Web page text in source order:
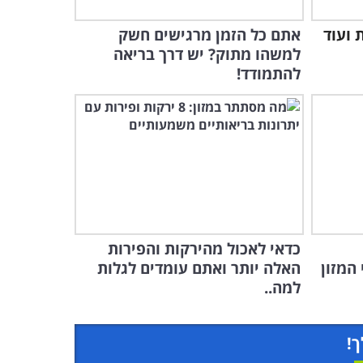
ועוד
אתם כל הזמן מרגישים חשק
למשהו מתוק? יש דרך בריאה
להתמודד!
המזון
כדאי לאכול מהירקות והפירות
האלה יותר ואתם עומדים לגלות
למה..